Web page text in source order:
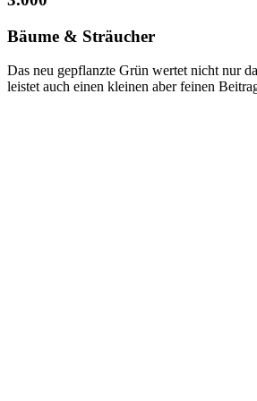
Bäume & Sträucher
Das neu gepflanzte Grün wertet nicht nur
leistet auch einen kleinen aber feinen